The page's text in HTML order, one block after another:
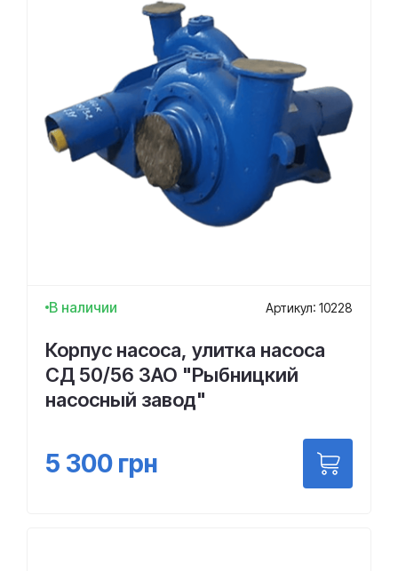
В наличии Артикул: 10228
Корпус насоса, улитка насоса
СД 50/56 ЗАО "Рыбницкий
насосный завод"
5 300 грн